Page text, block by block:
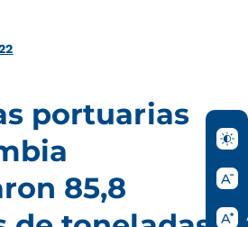
portuarias
85,8